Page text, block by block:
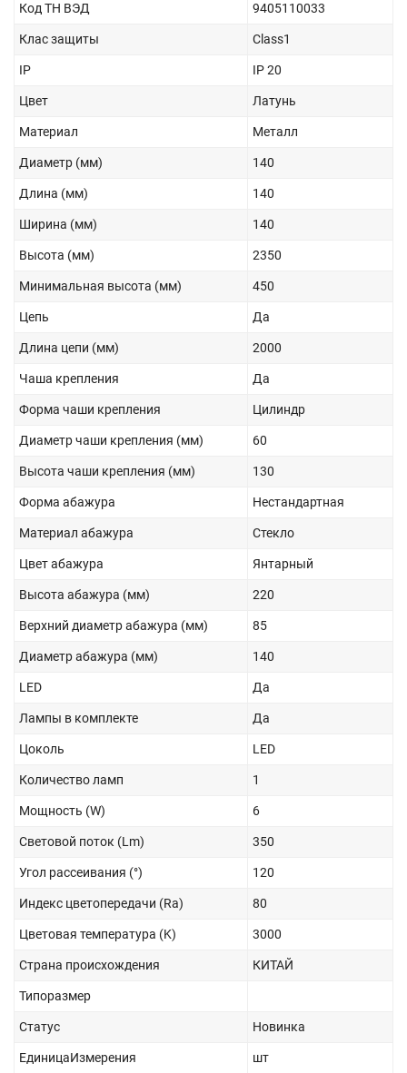
Код ТН ВЭД 9405110033
Клас защиты Class1
IP IP 20
Цвет Латунь
Материал Металл
Диаметр (мм) 140
Длина (мм) 140
Ширина (мм) 140
Высота (мм) 2350
Минимальная высота (мм) 450
Цепь Да
Длина цепи (мм) 2000
Чаша крепления Да
Форма чаши крепления Цилиндр
Диаметр чаши крепления (мм) 60
Высота чаши крепления (мм) 130
Форма абажура Нестандартная
Материал абажура Стекло
Цвет абажура Янтарный
Высота абажура (мм) 220
Верхний диаметр абажура (мм) 85
Диаметр абажура (мм) 140
LED Да
Лампы в комплекте Да
Цоколь LED
Количество ламп 1
Мощность (W) 6
Световой поток (Lm) 350
Угол рассеивания (°) 120
Индекс цветопередачи (Ra) 80
Цветовая температура (K) 3000
Страна происхождения КИТАЙ
Типоразмер
Статус Новинка
ЕдиницаИзмерения шт